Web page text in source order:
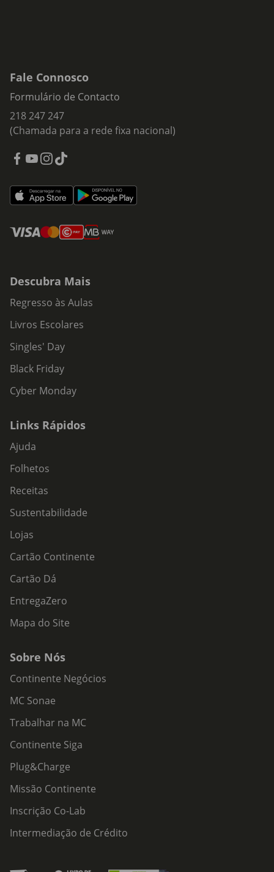
Fale Connosco
Formulário de Contacto
218 247 247
(Chamada para a rede fixa nacional)
Descubra Mais
Regresso às Aulas
Livros Escolares
Singles' Day
Black Friday
Cyber Monday
Links Rápidos
Ajuda
Folhetos
Receitas
Sustentabilidade
Lojas
Cartão Continente
Cartão Dá
EntregaZero
Mapa do Site
Sobre Nós
Continente Negócios
MC Sonae
Trabalhar na MC
Continente Siga
Plug&Charge
Missão Continente
Inscrição Co-Lab
Intermediação de Crédito